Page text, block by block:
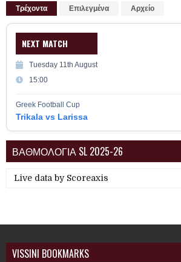
Τρέχοντα Επιλεγμένα Αρχείο
NEXT MATCH
Tuesday 11th August
15:00
Greek Football Cup
Trikala vs Larissa
ΒΑΘΜΟΛΟΓΙΑ SL 2025-26
Live data by Scoreaxis
VISSINI BOOKMARKS